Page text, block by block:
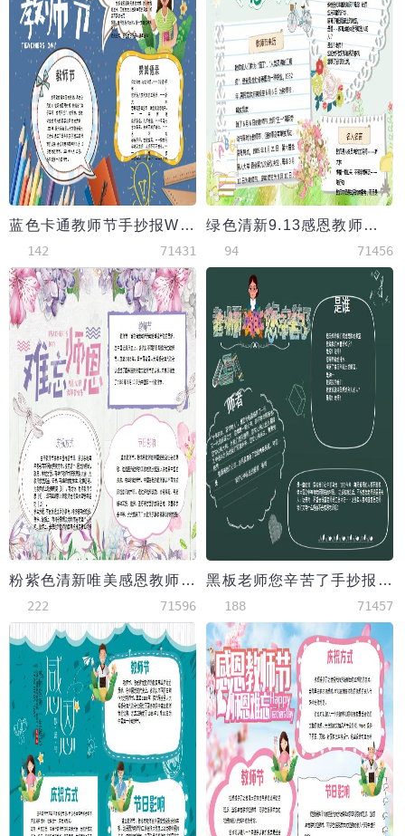
蓝色卡通教师节手抄报Word模板
142 71431
绿色清新9.13感恩教师节手抄报
94 71456
粉紫色清新唯美感恩教师节校园小报手抄报
222 71596
黑板老师您辛苦了手抄报模板
188 71457